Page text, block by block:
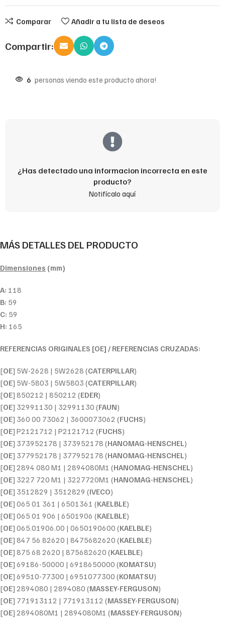
Comparar Añadir a tu lista de deseos
Compartir:
6 personas viendo este producto ahora!
¿Has detectado una informacion incorrecta en este
producto?
Notifícalo aquí
MÁS DETALLES DEL PRODUCTO
Dimensiones (mm)
A: 118
B: 59
C: 59
H: 165
REFERENCIAS ORIGINALES [OE] / REFERENCIAS CRUZADAS:
[OE] 5W-2628 | 5W2628 (CATERPILLAR)
[OE] 5W-5803 | 5W5803 (CATERPILLAR)
[OE] 850212 | 850212 (EDER)
[OE] 32991130 | 32991130 (FAUN)
[OE] 360 00 73062 | 3600073062 (FUCHS)
[OE] P2121712 | P2121712 (FUCHS)
[OE] 373952178 | 373952178 (HANOMAG-HENSCHEL)
[OE] 377952178 | 377952178 (HANOMAG-HENSCHEL)
[OE] 2894 080 M1 | 2894080M1 (HANOMAG-HENSCHEL)
[OE] 3227 720 M1 | 3227720M1 (HANOMAG-HENSCHEL)
[OE] 3512829 | 3512829 (IVECO)
[OE] 065 01 361 | 6501361 (KAELBLE)
[OE] 065 01 906 | 6501906 (KAELBLE)
[OE] 065.01906.00 | 0650190600 (KAELBLE)
[OE] 847 56 82620 | 8475682620 (KAELBLE)
[OE] 875 68 2620 | 875682620 (KAELBLE)
[OE] 69186-50000 | 6918650000 (KOMATSU)
[OE] 69510-77300 | 6951077300 (KOMATSU)
[OE] 2894080 | 2894080 (MASSEY-FERGUSON)
[OE] 771913112 | 771913112 (MASSEY-FERGUSON)
[OE] 2894080M1 | 2894080M1 (MASSEY-FERGUSON)